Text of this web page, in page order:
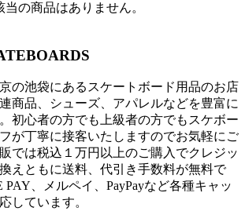
当の商品はありません。
の池袋にあるスケートボード用品のお店
商品、シューズ、アパレルなどを豊富に
初心者の方でも上級者の方でもスケボー
が丁寧に接客いたしますのでお気軽にご
では税込１万円以上のご購入でクレジッ
えともに送料、代引き手数料が無料で
、メルペイ、PayPayなど各種キャッ
しています。